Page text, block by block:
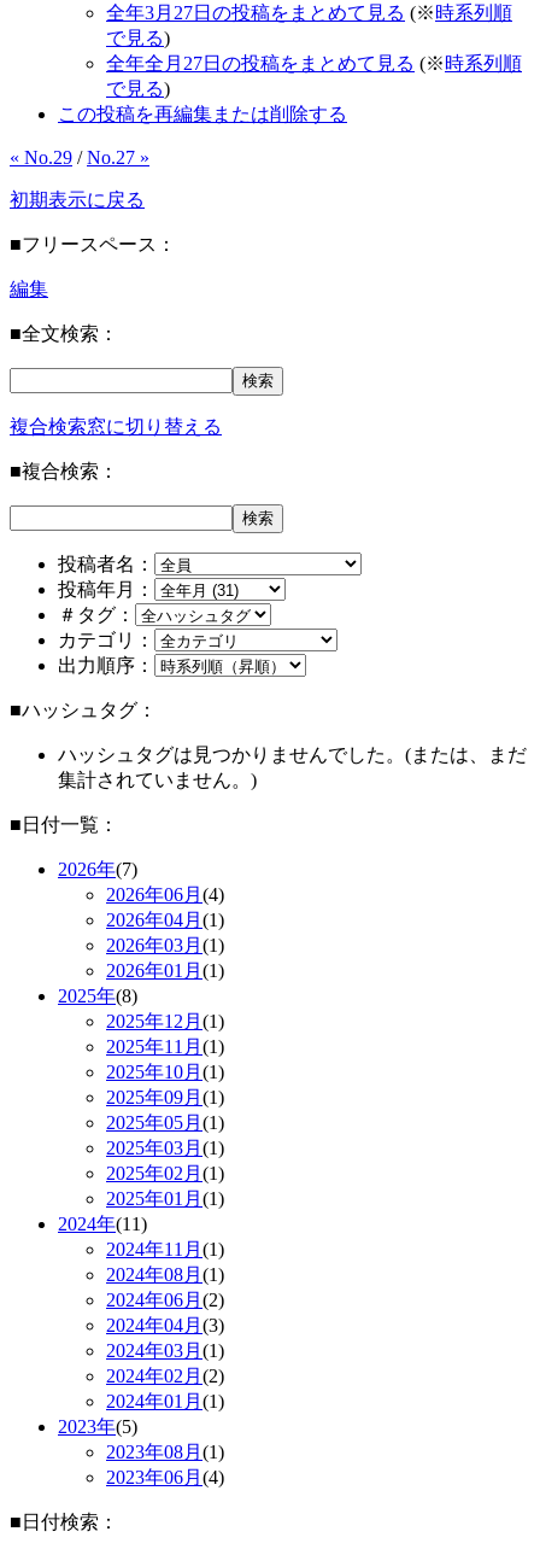
全年3月27日の投稿をまとめて見る (※時系列順
で見る)
全年全月27日の投稿をまとめて見る (※時系列順
で見る)
この投稿を再編集または削除する
« No.29 / No.27 »
初期表示に戻る
■フリースペース：
編集
■全文検索：
複合検索窓に切り替える
■複合検索：
投稿者名：
投稿年月：
＃タグ：
カテゴリ：
出力順序：
■ハッシュタグ：
ハッシュタグは見つかりませんでした。(または、まだ
集計されていません。)
■日付一覧：
2026年(7)
2026年06月 (4)
2026年04月 (1)
2026年03月 (1)
2026年01月 (1)
2025年(8)
2025年12月 (1)
2025年11月 (1)
2025年10月 (1)
2025年09月 (1)
2025年05月 (1)
2025年03月 (1)
2025年02月 (1)
2025年01月 (1)
2024年(11)
2024年11月 (1)
2024年08月 (1)
2024年06月 (2)
2024年04月 (3)
2024年03月 (1)
2024年02月 (2)
2024年01月 (1)
2023年(5)
2023年08月 (1)
2023年06月 (4)
■日付検索：